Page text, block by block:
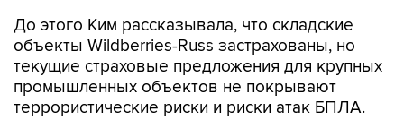
До этого Ким рассказывала, что складские
объекты Wildberries-Russ застрахованы, но
текущие страховые предложения для крупных
промышленных объектов не покрывают
террористические риски и риски атак БПЛА.